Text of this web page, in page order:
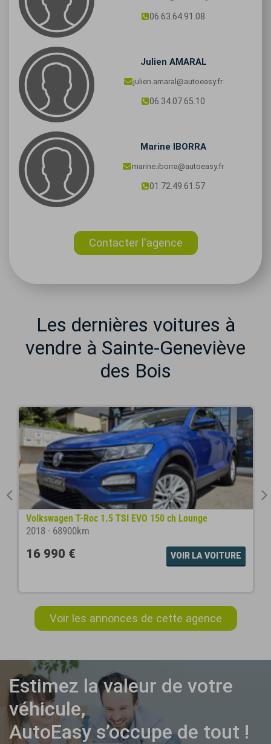
06.63.64.91.08
Julien AMARAL
julien.amaral@autoeasy.fr
06.34.07.65.10
Marine IBORRA
marine.iborra@autoeasy.fr
01.72.49.61.57
Contacter l'agence
Les dernières voitures à
vendre à Sainte-Geneviève
des Bois
Volkswagen T-Roc 1.5 TSI EVO 150 ch Lounge
2018 - 68900km
16 990 € VOIR LA VOITURE
Voir les annonces de cette agence
Estimez la valeur de votre
véhicule,
AutoEasy s’occupe de tout !